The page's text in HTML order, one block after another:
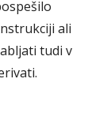
ali
tudi v